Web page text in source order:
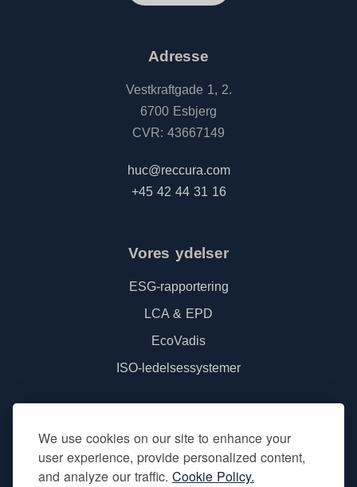
We use cookies on our site to enhance your
user experience, provide personalized content,
and analyze our traffic. Cookie Policy.
Adresse
Vestkraftgade 1, 2.
6700 Esbjerg
CVR: 43667149
huc@reccura.com
+45 42 44 31 16
Vores ydelser
ESG-rapportering
LCA & EPD
EcoVadis
ISO-ledelsessystemer